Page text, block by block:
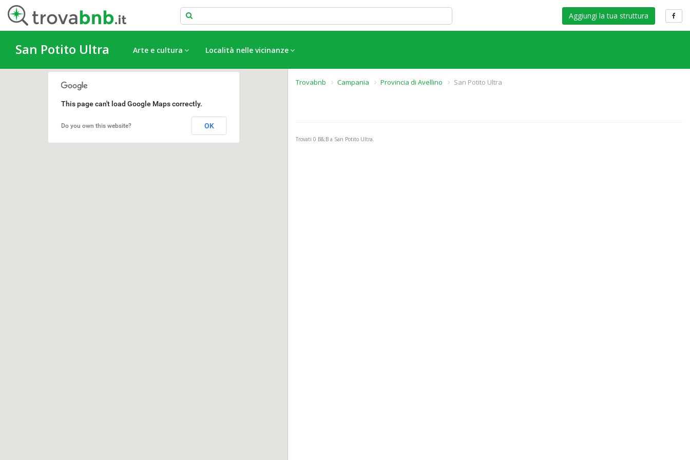
Aggiungi la tua struttura
San Potito Ultra Arte e cultura Località nelle vicinanze
Trovabnb Campania Provincia di Avellino San Potito Ultra
Trovati 0 B&;B a San Potito Ultra.
This page can't load Google Maps correctly.
Do you own this website? OK